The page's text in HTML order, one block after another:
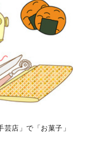
店」で「お菓子」